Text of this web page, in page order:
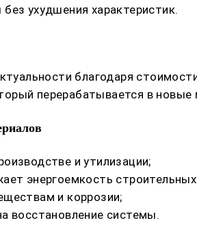
ухудшения характеристик.
благодаря
перерабатывается в новые
и утилизации;
энергоемкость
и коррозии;
восстановление системы.